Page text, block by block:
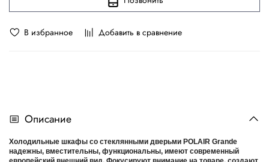
В избранное Добавить в сравнение
Описание
Холодильные шкафы со стеклянными дверьми POLAIR Grande
надежны, вместительны, функциональны, имеют современный